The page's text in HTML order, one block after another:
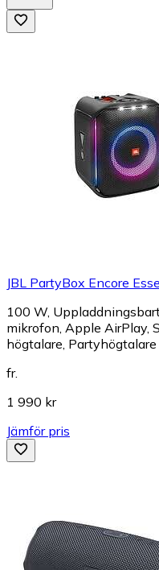
JBL PartyBox Encore
100 W,
mikrofon, Apple AirPlay,
högtalare, Partyhögtalare
fr.
1 990 kr
Jämför pris